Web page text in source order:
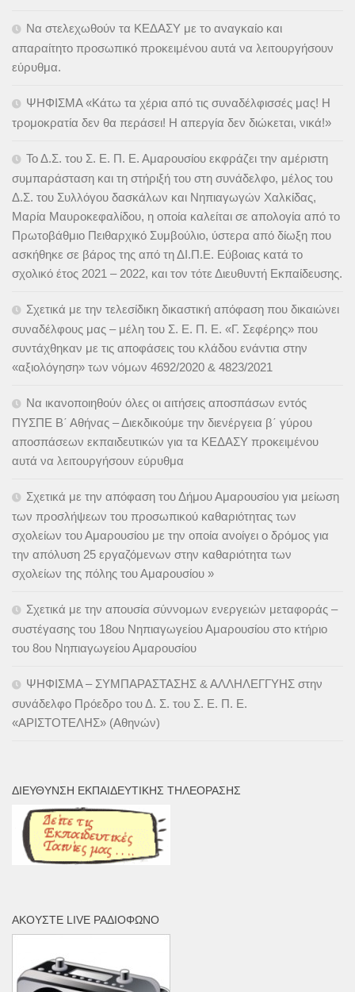
Να στελεχωθούν τα ΚΕΔΑΣΥ με το αναγκαίο και
απαραίτητο προσωπικό προκειμένου αυτά να λειτουργήσουν
εύρυθμα.
ΨΗΦΙΣΜΑ «Κάτω τα χέρια από τις συναδέλφισσές μας! Η
τρομοκρατία δεν θα περάσει! Η απεργία δεν διώκεται, νικά!»
Το Δ.Σ. του Σ. Ε. Π. Ε. Αμαρουσίου εκφράζει την αμέριστη
συμπαράσταση και τη στήριξή του στη συνάδελφο, μέλος του
Δ.Σ. του Συλλόγου δασκάλων και Νηπιαγωγών Χαλκίδας,
Μαρία Μαυροκεφαλίδου, η οποία καλείται σε απολογία από το
Πρωτοβάθμιο Πειθαρχικό Συμβούλιο, ύστερα από δίωξη που
ασκήθηκε σε βάρος της από τη ΔΙ.Π.Ε. Εύβοιας κατά το
σχολικό έτος 2021 – 2022, και τον τότε Διευθυντή Εκπαίδευσης.
Σχετικά με την τελεσίδικη δικαστική απόφαση που δικαιώνει
συναδέλφους μας – μέλη του Σ. Ε. Π. Ε. «Γ. Σεφέρης» που
συντάχθηκαν με τις αποφάσεις του κλάδου ενάντια στην
«αξιολόγηση» των νόμων 4692/2020 & 4823/2021
Να ικανοποιηθούν όλες οι αιτήσεις αποσπάσων εντός
ΠΥΣΠΕ Β΄ Αθήνας – Διεκδικούμε την διενέργεια β΄ γύρου
αποσπάσεων εκπαιδευτικών για τα ΚΕΔΑΣΥ προκειμένου
αυτά να λειτουργήσουν εύρυθμα
Σχετικά με την απόφαση του Δήμου Αμαρουσίου για μείωση
των προσλήψεων του προσωπικού καθαριότητας των
σχολείων του Αμαρουσίου με την οποία ανοίγει ο δρόμος για
την απόλυση 25 εργαζόμενων στην καθαριότητα των
σχολείων της πόλης του Αμαρουσίου »
Σχετικά με την απουσία σύννομων ενεργειών μεταφοράς –
συστέγασης του 18ου Νηπιαγωγείου Αμαρουσίου στο κτήριο
του 8ου Νηπιαγωγείου Αμαρουσίου
ΨΗΦΙΣΜΑ – ΣΥΜΠΑΡΑΣΤΑΣΗΣ & ΑΛΛΗΛΕΓΓΥΗΣ στην
συνάδελφο Πρόεδρο του Δ. Σ. του Σ. Ε. Π. Ε.
«ΑΡΙΣΤΟΤΕΛΗΣ» (Αθηνών)
ΔΙΕΎΘΥΝΣΗ ΕΚΠΑΙΔΕΥΤΙΚΉΣ ΤΗΛΕΌΡΑΣΗΣ
ΑΚΟΎΣΤΕ LIVE ΡΑΔΙΌΦΩΝΟ